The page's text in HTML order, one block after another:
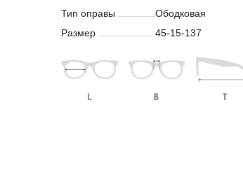
Тип оправы
Ободковая
Размер
45-15-137